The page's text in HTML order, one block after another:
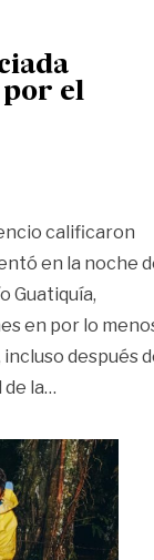
por el
calificaron
en la noche
Guatiquía,
en por lo
después
de la…